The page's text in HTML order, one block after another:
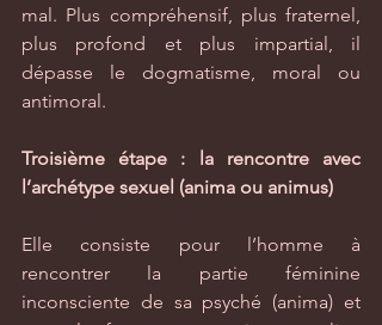
mal. Plus compréhensif, plus fraternel,
plus profond et plus impartial, il
dépasse le dogmatisme, moral ou
antimoral.
Troisième étape : la rencontre avec
l’archétype sexuel (anima ou animus)
Elle consiste pour l’homme à
rencontrer la partie féminine
inconsciente de sa psyché (anima) et